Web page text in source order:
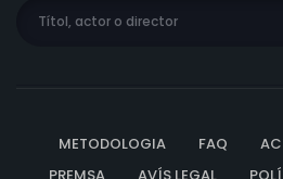
METODOLOGIA FAQ